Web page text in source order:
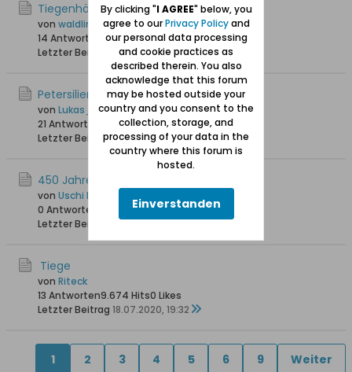
Tiegenhöfer Nachrichten
von waldling +6.8.2023
14 Antworten
23.547 Hits0 Likes
Letzter Beitrag
28.06.2024, 18:03
Petersiliengasse in Tiegenhof
von Lukas_L
21 Antworten
26.092 Hits0 Likes
Letzter Beitrag12.09.2023, 17:49
450 Jahre Tiegenhof
von Uschi Danziger
0 Antworten
7.823 Hits0 Likes
Letzter Beitrag
12.08.2020, 12:24
Tiege
von Riteck
13 Antworten9.674 Hits0 Likes
Letzter Beitrag 18.07.2020, 19:32
1 2 3 4 5 6 9 Weiter
By clicking "I AGREE" below, you
agree to ourPrivacy Policyand
our personal data processing
and cookie practices as
described therein. You also
acknowledge that this forum
may be hosted outside your
country and you consent to the
collection, storage, and
processing of your data in the
country where this forum is
hosted.
Einverstanden